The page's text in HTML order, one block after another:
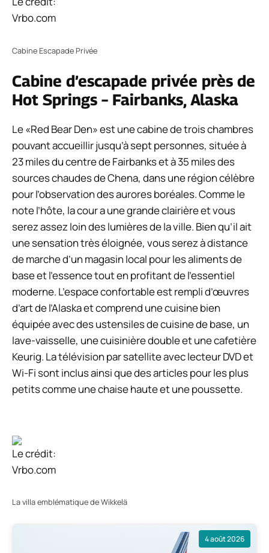
Vrbo.com
Cabine Escapade Privée
Cabine d’escapade privée près de
Hot Springs – Fairbanks, Alaska
Le «Red Bear Den» est une cabine de trois chambres
pouvant accueillir jusqu’à sept personnes, située à
23 miles du centre de Fairbanks et à 35 miles des
sources chaudes de Chena, dans une région célèbre
pour l’observation des aurores boréales. Comme le
note l’hôte, la cour a une grande clairière et vous
serez assez loin des lumières de la ville. Bien qu’il ait
une sensation très éloignée, vous serez à distance
de marche d’un magasin local pour les aliments de
base et l’essence tout en profitant de l’essentiel
moderne. L’espace confortable est rempli d’œuvres
d’art de l’Alaska et comprend une cuisine bien
équipée avec des ustensiles de cuisine de base, un
lave-vaisselle, une cuisinière double et une cafetière
Keurig. La télévision par satellite avec lecteur DVD et
Wi-Fi sont inclus ainsi que des articles pour les plus
petits comme une chaise haute et une poussette.
Le crédit:
Vrbo.com
La villa emblématique de Wikkelä
4 août 2026